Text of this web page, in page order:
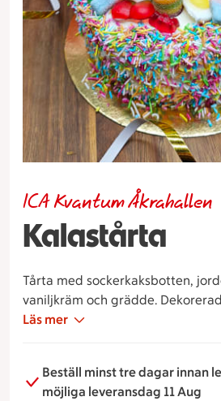
Kalastårta
ICA Kvantum Åkrahallen
Tårta med sockerkaksbotten,
vaniljkräm och grädde.
strössel, Donut och godis.
Läs mer
Beställ minst tre dagar innan
möjliga leveransdag 11 Aug